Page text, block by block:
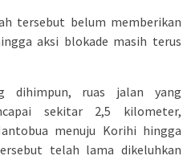
tersebut belum memberikan
aksi blokade masih terus
dihimpun, ruas jalan yang
sekitar 2,5 kilometer,
menuju Korihi hingga
telah lama dikeluhkan